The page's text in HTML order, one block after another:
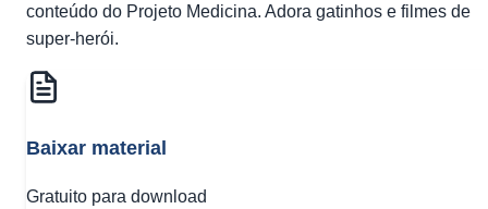
conteúdo do Projeto Medicina. Adora gatinhos e filmes de
super-herói.
Baixar material
Gratuito para download